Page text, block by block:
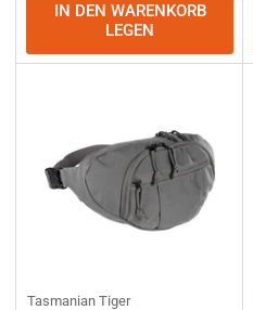
IN DEN WARENKORB
LEGEN
Tasmanian Tiger